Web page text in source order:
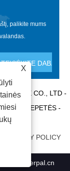
palikite mums
TRADE CO., LTD -
ŠLEPETĖS -
PRIVACY POLICY
X